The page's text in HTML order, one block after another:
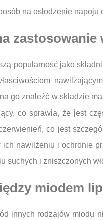
na osłodzenie
popularność jako
go znaleźć w składzie
co sprawia, że jest
co jest
nawilżeniu i ochronie
suchych i zniszczonych
miodem
innych rodzajów miodu